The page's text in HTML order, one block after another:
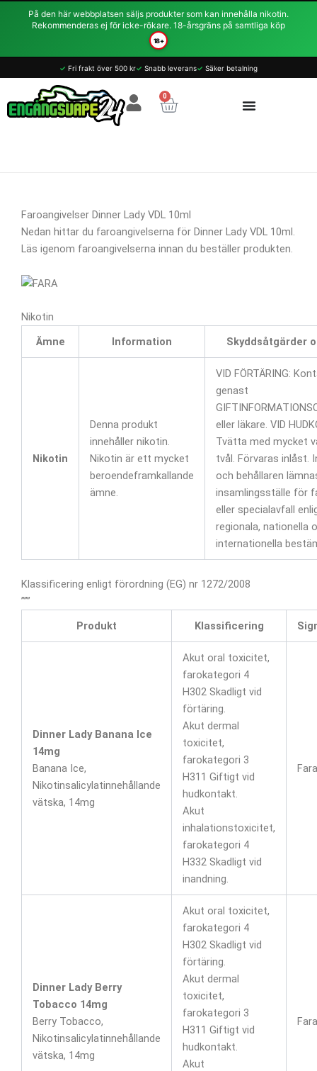
På den här webbplatsen säljs produkter som kan innehålla nikotin.
Rekommenderas ej för icke-rökare. 18-årsgräns på samtliga köp
18+
Hoppa
✓ Fri frakt över 500 kr✓ Snabb leverans✓ Säker betalning
0
Varukorg
Faroangivelser Dinner Lady VDL 10ml
Nedan hittar du faroangivelserna för Dinner Lady VDL 10ml.
Läs igenom faroangivelserna innan du beställer produkten.
Nikotin
Ämne
Information Skyddsåtgärder
Nikotin
Denna produkt
innehåller nikotin.
Nikotin är ett mycket
beroendeframkallande
ämne.
VID FÖRTÄRING:
genast
eller läkare. VID
Tvätta med mycket
tvål. Förvaras inlåst.
och behållaren
insamlingsställe för
eller specialavfall
regionala, nationella
internationella
Klassificering enligt förordning (EG) nr 1272/2008
”””
Produkt
Klassificering
Dinner Lady Banana Ice
14mg
Banana Ice,
Nikotinsalicylatinnehållande
vätska, 14mg
Akut oral toxicitet,
farokategori 4
H302 Skadligt vid
förtäring.
Akut dermal
toxicitet,
farokategori 3
H311 Giftigt vid
hudkontakt.
Akut
inhalationstoxicitet,
farokategori 4
H332 Skadligt vid
inandning.
Fara
Dinner Lady Berry
Tobacco 14mg
Berry Tobacco,
Nikotinsalicylatinnehållande
vätska, 14mg
Akut oral toxicitet,
farokategori 4
H302 Skadligt vid
förtäring.
Akut dermal
toxicitet,
farokategori 3
H311 Giftigt vid
hudkontakt.
Akut
Fara